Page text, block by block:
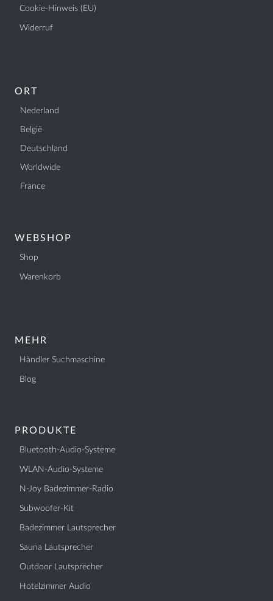
Cookie-Hinweis (EU)
Widerruf
ORT
Nederland
België
Deutschland
Worldwide
France
WEBSHOP
Shop
Warenkorb
MEHR
Händler Suchmaschine
Blog
PRODUKTE
Bluetooth-Audio-Systeme
WLAN-Audio-Systeme
N-Joy Badezimmer-Radio
Subwoofer-Kit
Badezimmer Lautsprecher
Sauna Lautsprecher
Outdoor Lautsprecher
Hotelzimmer Audio